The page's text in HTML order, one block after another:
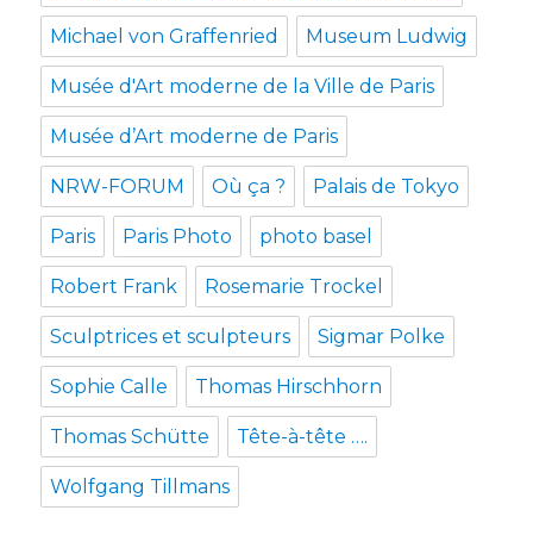
Michael von Graffenried Museum Ludwig
Musée d'Art moderne de la Ville de Paris
Musée d’Art moderne de Paris
NRW-FORUM Où ça ? Palais de Tokyo
Paris Paris Photo photo basel
Robert Frank Rosemarie Trockel
Sculptrices et sculpteurs Sigmar Polke
Sophie Calle Thomas Hirschhorn
Thomas Schütte Tête-à-tête ….
Wolfgang Tillmans